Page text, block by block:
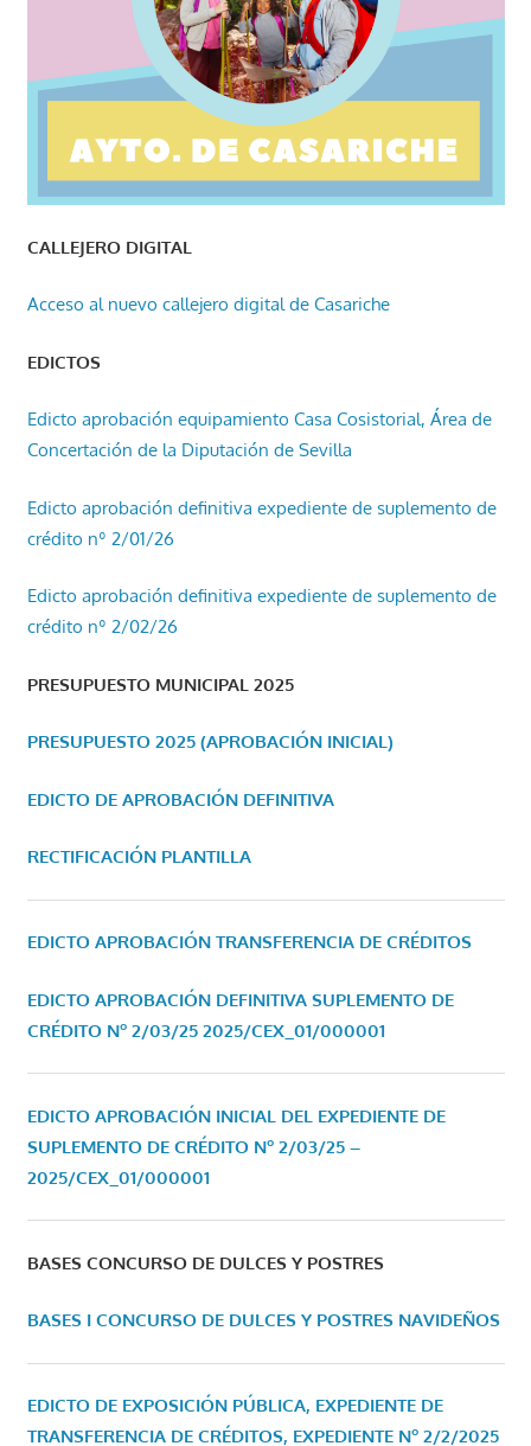
CALLEJERO DIGITAL
Acceso al nuevo callejero digital de Casariche
EDICTOS
Edicto aprobación equipamiento Casa Cosistorial, Área de
Concertación de la Diputación de Sevilla
Edicto aprobación definitiva expediente de suplemento de
crédito nº 2/01/26
Edicto aprobación definitiva expediente de suplemento de
crédito nº 2/02/26
PRESUPUESTO MUNICIPAL 2025
PRESUPUESTO 2025 (APROBACIÓN INICIAL)
EDICTO DE APROBACIÓN DEFINITIVA
RECTIFICACIÓN PLANTILLA
EDICTO APROBACIÓN TRANSFERENCIA DE CRÉDITOS
EDICTO APROBACIÓN DEFINITIVA SUPLEMENTO DE
CRÉDITO Nº 2/03/25 2025/CEX_01/000001
EDICTO APROBACIÓN INICIAL DEL EXPEDIENTE DE
SUPLEMENTO DE CRÉDITO Nº 2/03/25 –
2025/CEX_01/000001
BASES CONCURSO DE DULCES Y POSTRES
BASES I CONCURSO DE DULCES Y POSTRES NAVIDEÑOS
EDICTO DE EXPOSICIÓN PÚBLICA, EXPEDIENTE DE
TRANSFERENCIA DE CRÉDITOS, EXPEDIENTE Nº 2/2/2025